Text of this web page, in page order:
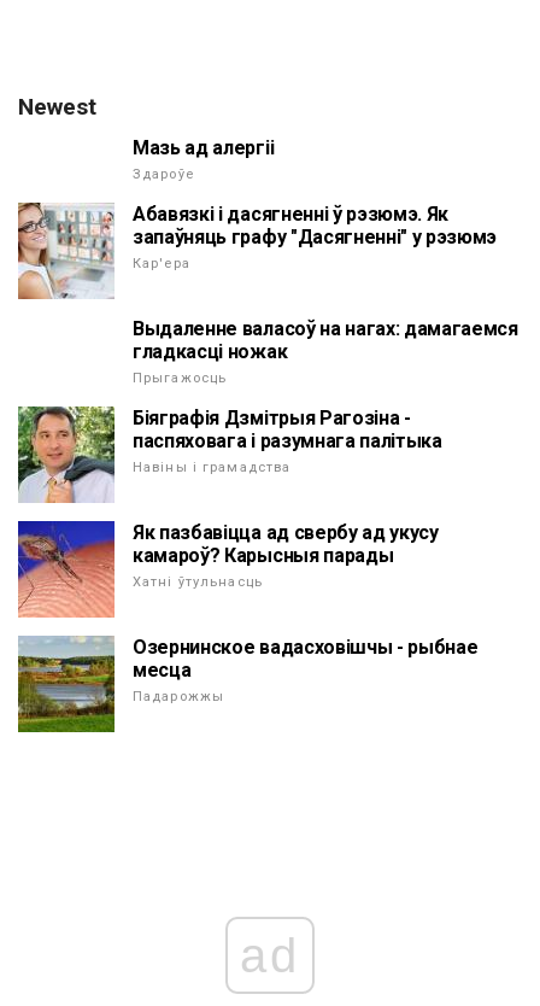
Newest
Мазь ад алергіі
Здароўе
Абавязкі і дасягненні ў рэзюмэ. Як
запаўняць графу "Дасягненні" у рэзюмэ
Кар'ера
Выдаленне валасоў на нагах: дамагаемся
гладкасці ножак
Прыгажосць
Біяграфія Дзмітрыя Рагозіна -
паспяховага і разумнага палітыка
Навіны і грамадства
Як пазбавіцца ад свербу ад укусу
камароў? Карысныя парады
Хатні ўтульнасць
Озернинское вадасховішчы - рыбнае
месца
Падарожжы
ad